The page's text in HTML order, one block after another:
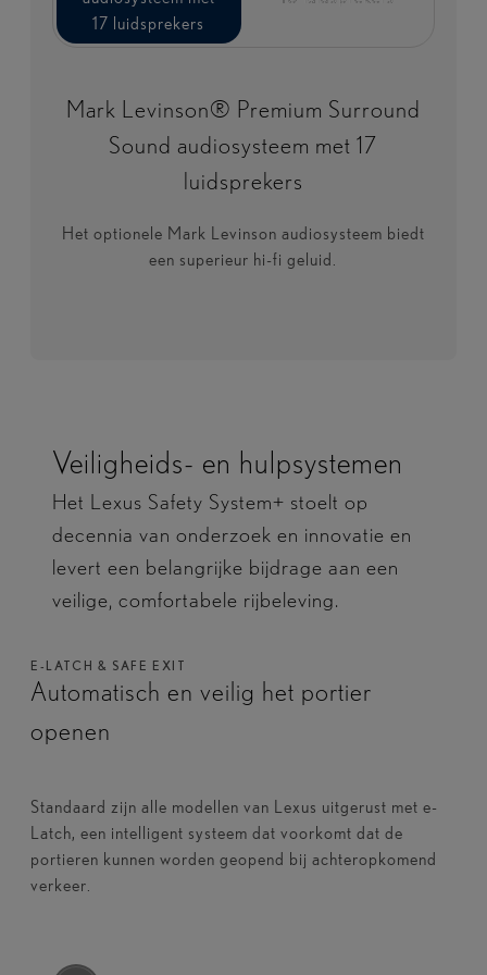
17 luidsprekers​
17 luidsprekers​
Mark Levinson® Premium Surround
Sound audiosysteem met 17
luidsprekers​
Het optionele Mark Levinson audiosysteem biedt
een superieur hi-fi geluid.
Veiligheids- en hulpsystemen
Het Lexus Safety System+ stoelt op
decennia van onderzoek en innovatie en
levert een belangrijke bijdrage aan een
veilige, comfortabele rijbeleving.
E-LATCH & SAFE EXIT​
Automatisch en veilig het portier
openen
Standaard zijn alle modellen van Lexus uitgerust met e-
Latch, een intelligent systeem dat voorkomt dat de
portieren kunnen worden geopend bij achteropkomend
verkeer.